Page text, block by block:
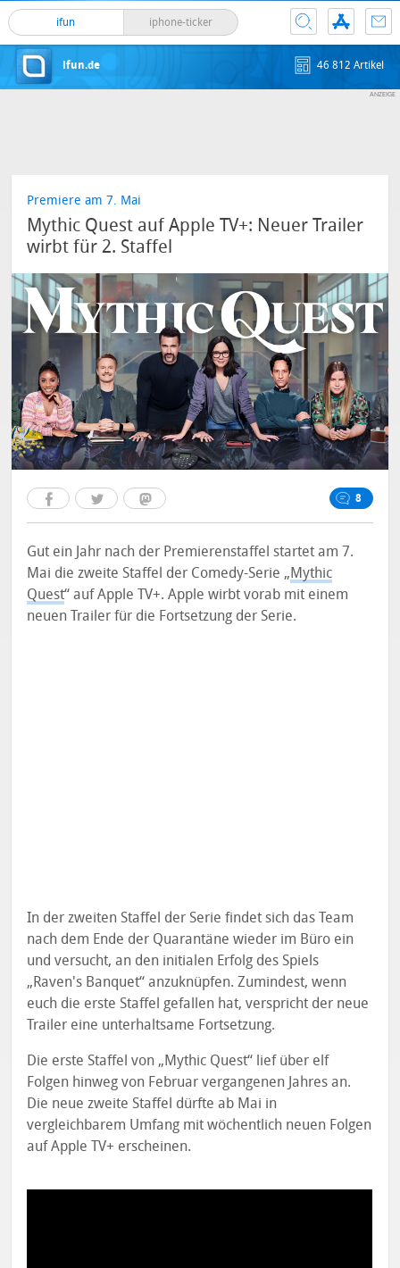
ifun iphone-ticker
ifun.de 46 812 Artikel
Premiere am 7. Mai
Mythic Quest auf Apple TV+: Neuer Trailer
wirbt für 2. Staffel
8
Gut ein Jahr nach der Premierenstaffel startet am 7.
Mai die zweite Staffel der Comedy-Serie „Mythic
Quest“ auf Apple TV+. Apple wirbt vorab mit einem
neuen Trailer für die Fortsetzung der Serie.
In der zweiten Staffel der Serie findet sich das Team
nach dem Ende der Quarantäne wieder im Büro ein
und versucht, an den initialen Erfolg des Spiels
„Raven's Banquet“ anzuknüpfen. Zumindest, wenn
euch die erste Staffel gefallen hat, verspricht der neue
Trailer eine unterhaltsame Fortsetzung.
Die erste Staffel von „Mythic Quest“ lief über elf
Folgen hinweg von Februar vergangenen Jahres an.
Die neue zweite Staffel dürfte ab Mai in
vergleichbarem Umfang mit wöchentlich neuen Folgen
auf Apple TV+ erscheinen.